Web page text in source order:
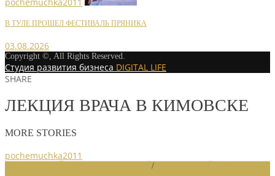
В ТУЛЕ ПРОШЕЛ ФЕСТИВАЛЬ ПРЯНИКА
03.08.2026
Copyright ©, All Rights Reserved.
Студия развития бизнеса DIGITAL LIFE
SHARE
ЛЕКЦИЯ ВРАЧА В КИМОВСКЕ
MORE STORIES
pochemuchka2011
/